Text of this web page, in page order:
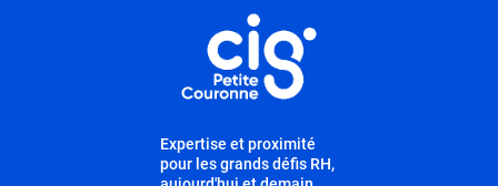
Expertise et proximité
pour les grands défis RH,